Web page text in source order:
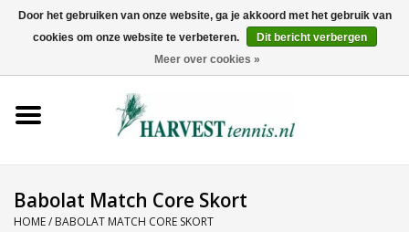
0 Artikelen - €0,00
Tenniskleding
Babolat Match Core Skort
HOME/ BABOLAT MATCH CORE SKORT
Door het gebruiken van onze website, ga je akkoord met het gebruik van
cookies om onze website te verbeteren.
Dit bericht verbergen
Meer over cookies »